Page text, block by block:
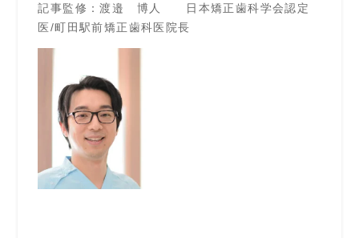
記事監修：渡邉 博人 日本矯正歯科学会認定
医/町田駅前矯正歯科医院長